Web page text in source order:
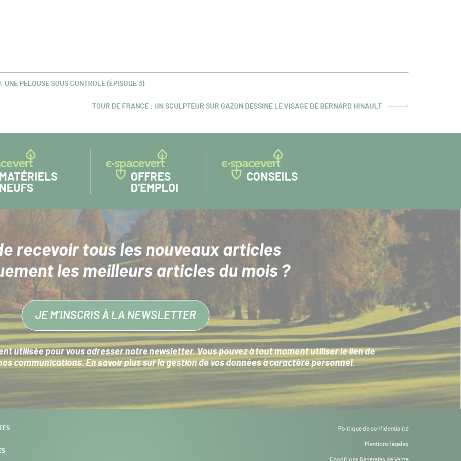
PELOUSE SOUS CONTRÔLE (ÉPISODE 3)
ARTICLE
TOUR DE FRANCE : UN SCULPTEUR SUR GAZON DESSINE LE VISAGE DE BERNARD HINAULT
MATÉRIELS
NEUFS
OFFRES
D’EMPLOI
CONSEILS
recevoir tous les nouveaux articles
les meilleurs articles du mois ?
JE M’INSCRIS À LA NEWSLETTER
utilisée pour vous adresser notre newsletter. Vous pouvez à tout moment utiliser le lien de
communications. En savoir plus sur lagestion de vos données à caractère personnel.
Politique de confidentialité
Mentions légales
Conditions Générales de Vente